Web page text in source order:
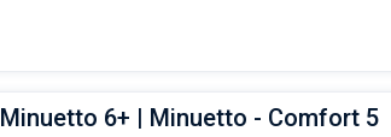
Minuetto 6+ | Minuetto - Comfort 5